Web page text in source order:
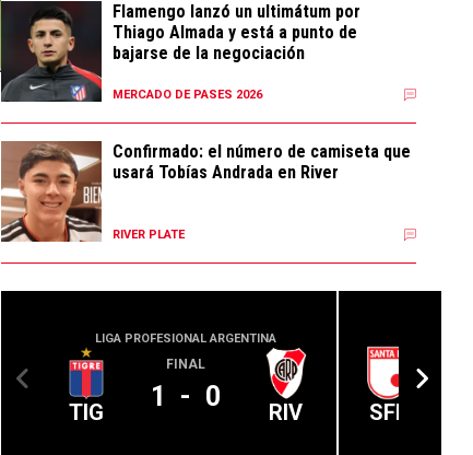
Flamengo lanzó un ultimátum por
Thiago Almada y está a punto de
bajarse de la negociación
MERCADO DE PASES 2026
Confirmado: el número de camiseta que
usará Tobías Andrada en River
RIVER PLATE
LIGA PROFESIONAL ARGENTINA
TIG
FINAL
1 - 0 RIV SFE